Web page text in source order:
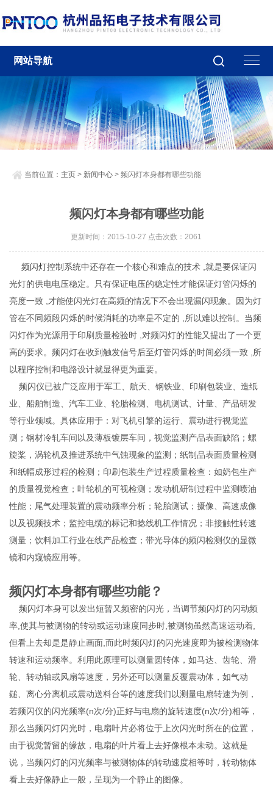
网站导航
当前位置： 主页 > 新闻中心 > 频闪灯本身都有哪些功能
频闪灯本身都有哪些功能
更新时间：2015-10-27 点击次数：2061
频闪灯控制系统中还存在一个核心和难点的技术 ,就是要保证闪
光灯的供电电压稳定。只有保证电压的稳定性才能保证灯管闪烁的
亮度一致 ,才能使闪光灯在高频的情况下不会出现漏闪现象。因为灯
管在不同频段闪烁的时候消耗的功率是不定的 ,所以难以控制。当频
闪灯作为光源用于印刷质量检验时 ,对频闪灯的性能又提出了一个更
高的要求。频闪灯在收到触发信号后至灯管闪烁的时间必须一致 ,所
以程序控制和电路设计就显得更为重要。
频闪仪已被广泛应用于军工、航天、钢铁业、印刷包装业、造纸
业、船舶制造、汽车工业、轮胎检测、电机测试、计量、产品研发
等行业领域。具体应用于：对飞机引擎的运行、震动进行视觉监
测；钢材冷轧车间以及薄板镀层车间，视觉监测产品表面缺陷；螺
旋桨，涡轮机及推进系统中气蚀现象的监测；纸制品表面质量检测
和纸幅成形过程的检测；印刷包装生产过程质量检查：如奶包生产
的质量视觉检查；叶轮机的可视检测；发动机研制过程中监测喷油
性能；尾气处理装置的震动频率分析；轮胎测试；摄像、高速成像
以及视频技术；监控电缆的标记和捻线机工作情况；非接触性转速
测量；饮料加工行业在线产品检查；带光导体的频闪检测仪的显微
镜和内窥镜应用等。
频闪灯本身都有哪些功能？
频闪灯本身可以发出短暂又频密的闪光，当调节频闪灯的闪动频
率,使其与被测物的转动或运动速度同步时,被测物虽然高速运动着,
但看上去却是是静止画面,而此时频闪灯的闪光速度即为被检测物体
转速和运动频率。利用此原理可以测量圆转体，如马达、齿轮、滑
轮、转动轴或风扇等速度，另外还可以测量反覆震动体，如气动
鎚、离心分离机或震动送料台等的速度我们以测量电扇转速为例，
若频闪仪的闪光频率(n次/分)正好与电扇的旋转速度(n次/分)相等，
那么当频闪灯闪光时，电扇叶片必将位于上次闪光时所在的位置，
由于视觉暂留的缘故，电扇的叶片看上去好像根本未动。这就是
说，当频闪灯的闪光频率与被测物体的转动速度相等时，转动物体
看上去好像静止一般，呈现为一个静止的图像。